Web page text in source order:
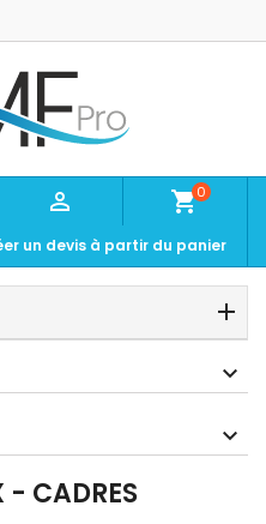
 shopping_cart0
un devis à partir du panier
- CADRES